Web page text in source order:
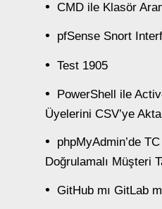
CMD ile Klasör
pfSense Snort
Test 1905
PowerShell ile
Üyelerini CSV’ye
phpMyAdmin’de
Doğrulamalı Müşteri
GitHub mı GitLab